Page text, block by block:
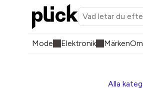
Mode Elektronik Märken
Alla